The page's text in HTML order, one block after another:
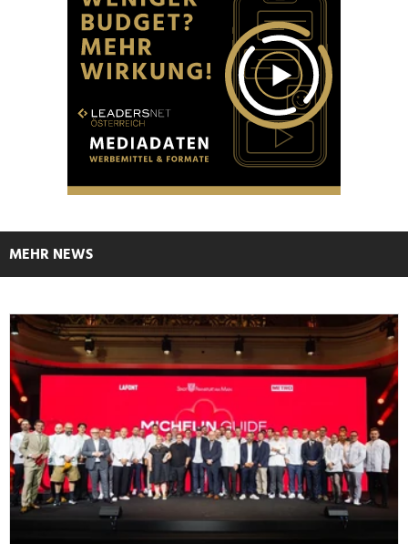
MEHR NEWS